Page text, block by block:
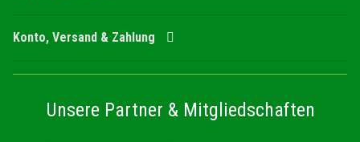
Konto, Versand & Zahlung
Unsere Partner & Mitgliedschaften